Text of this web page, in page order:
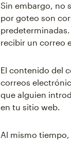
Sin embargo, no
por goteo son
recibir un correo
El contenido del
correos
que alguien
en tu sitio web.
Al mismo